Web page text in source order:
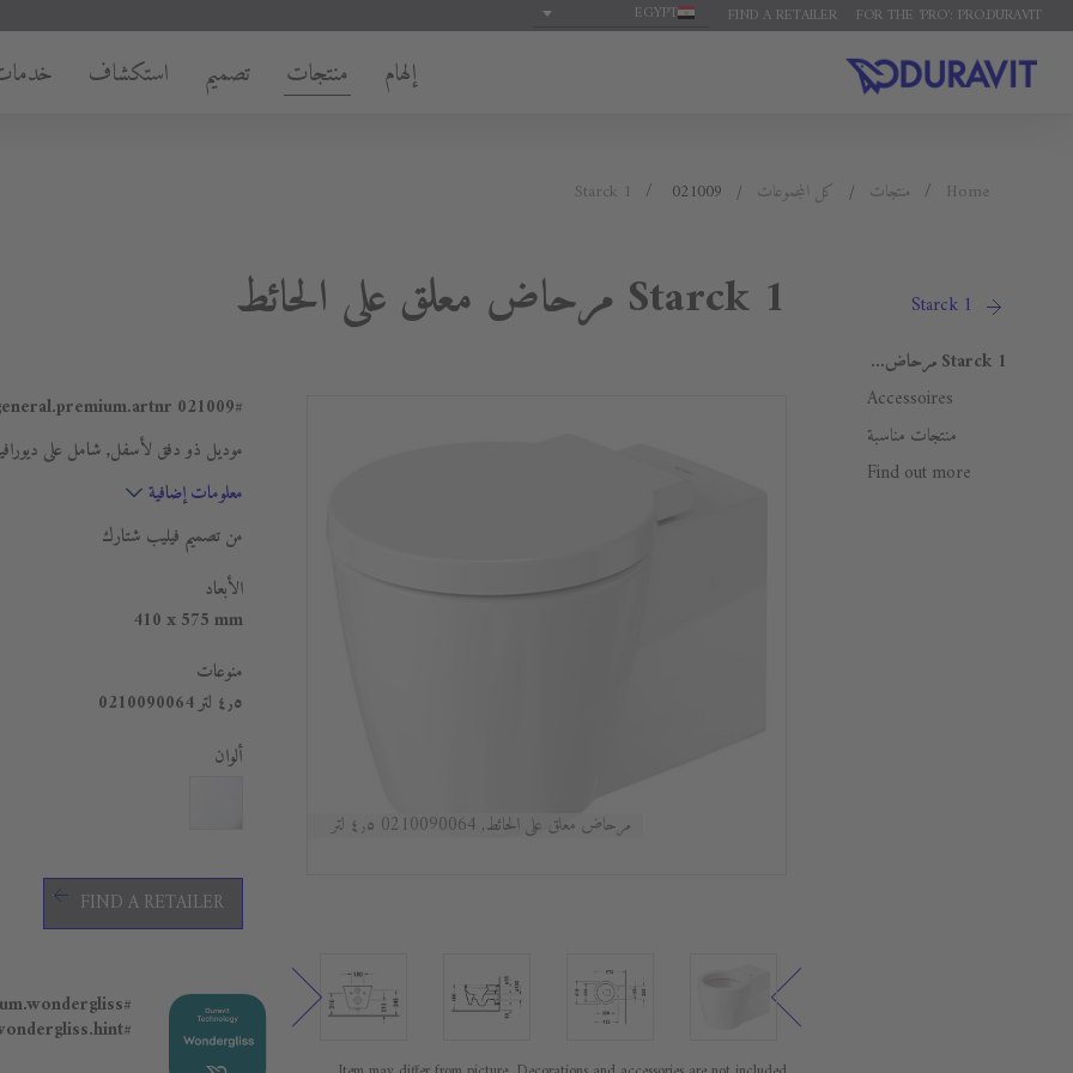
FOR THE 'PRO': PRO.DURAVIT
FIND A RETAILER
EGYPT
إلهام منتجات تصميم استكشاف
Home منتجات كل المجموعات Starck 1 021009
Starck 1
Starck 1 مرحاض معلق على الحائط
Accessoires
منتجات مناسبة
Find out more
Starck 1 مرحاض معلق على الحائط
مرحاض معلق على الحائط, 0210090064 ٤٫٥ لتر
#general.premium.artnr
021009
موديل ذو دفق لأسفل, شامل على
معلومات إضافية
من تصميم فيليب شتارك
الأبعاد
410 x 575 mm
منوعات
٤٫٥ لتر 0210090064
ألوان
FIND A RETAILER
#general.premium.wondergliss
#general.premium.wondergliss.hint